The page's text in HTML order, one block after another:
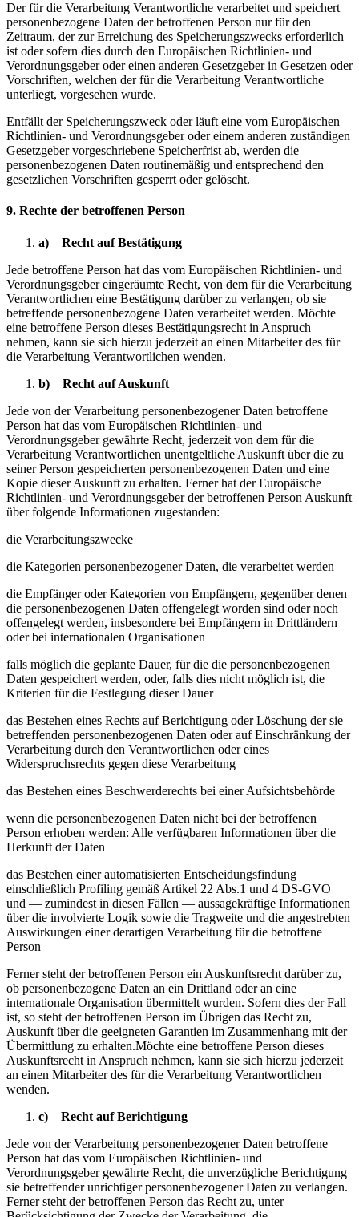
Der für die Verarbeitung Verantwortliche verarbeitet und speichert
personenbezogene Daten der betroffenen Person nur für den
Zeitraum, der zur Erreichung des Speicherungszwecks erforderlich
ist oder sofern dies durch den Europäischen Richtlinien- und
Verordnungsgeber oder einen anderen Gesetzgeber in Gesetzen oder
Vorschriften, welchen der für die Verarbeitung Verantwortliche
unterliegt, vorgesehen wurde.
Entfällt der Speicherungszweck oder läuft eine vom Europäischen
Richtlinien- und Verordnungsgeber oder einem anderen zuständigen
Gesetzgeber vorgeschriebene Speicherfrist ab, werden die
personenbezogenen Daten routinemäßig und entsprechend den
gesetzlichen Vorschriften gesperrt oder gelöscht.
9. Rechte der betroffenen Person
a) Recht auf Bestätigung
Jede betroffene Person hat das vom Europäischen Richtlinien- und
Verordnungsgeber eingeräumte Recht, von dem für die Verarbeitung
Verantwortlichen eine Bestätigung darüber zu verlangen, ob sie
betreffende personenbezogene Daten verarbeitet werden. Möchte
eine betroffene Person dieses Bestätigungsrecht in Anspruch
nehmen, kann sie sich hierzu jederzeit an einen Mitarbeiter des für
die Verarbeitung Verantwortlichen wenden.
b) Recht auf Auskunft
Jede von der Verarbeitung personenbezogener Daten betroffene
Person hat das vom Europäischen Richtlinien- und
Verordnungsgeber gewährte Recht, jederzeit von dem für die
Verarbeitung Verantwortlichen unentgeltliche Auskunft über die zu
seiner Person gespeicherten personenbezogenen Daten und eine
Kopie dieser Auskunft zu erhalten. Ferner hat der Europäische
Richtlinien- und Verordnungsgeber der betroffenen Person Auskunft
über folgende Informationen zugestanden:
die Verarbeitungszwecke
die Kategorien personenbezogener Daten, die verarbeitet werden
die Empfänger oder Kategorien von Empfängern, gegenüber denen
die personenbezogenen Daten offengelegt worden sind oder noch
offengelegt werden, insbesondere bei Empfängern in Drittländern
oder bei internationalen Organisationen
falls möglich die geplante Dauer, für die die personenbezogenen
Daten gespeichert werden, oder, falls dies nicht möglich ist, die
Kriterien für die Festlegung dieser Dauer
das Bestehen eines Rechts auf Berichtigung oder Löschung der sie
betreffenden personenbezogenen Daten oder auf Einschränkung der
Verarbeitung durch den Verantwortlichen oder eines
Widerspruchsrechts gegen diese Verarbeitung
das Bestehen eines Beschwerderechts bei einer Aufsichtsbehörde
wenn die personenbezogenen Daten nicht bei der betroffenen
Person erhoben werden: Alle verfügbaren Informationen über die
Herkunft der Daten
das Bestehen einer automatisierten Entscheidungsfindung
einschließlich Profiling gemäß Artikel 22 Abs.1 und 4 DS-GVO
und — zumindest in diesen Fällen — aussagekräftige Informationen
über die involvierte Logik sowie die Tragweite und die angestrebten
Auswirkungen einer derartigen Verarbeitung für die betroffene
Person
Ferner steht der betroffenen Person ein Auskunftsrecht darüber zu,
ob personenbezogene Daten an ein Drittland oder an eine
internationale Organisation übermittelt wurden. Sofern dies der Fall
ist, so steht der betroffenen Person im Übrigen das Recht zu,
Auskunft über die geeigneten Garantien im Zusammenhang mit der
Übermittlung zu erhalten.Möchte eine betroffene Person dieses
Auskunftsrecht in Anspruch nehmen, kann sie sich hierzu jederzeit
an einen Mitarbeiter des für die Verarbeitung Verantwortlichen
wenden.
c) Recht auf Berichtigung
Jede von der Verarbeitung personenbezogener Daten betroffene
Person hat das vom Europäischen Richtlinien- und
Verordnungsgeber gewährte Recht, die unverzügliche Berichtigung
sie betreffender unrichtiger personenbezogener Daten zu verlangen.
Ferner steht der betroffenen Person das Recht zu, unter